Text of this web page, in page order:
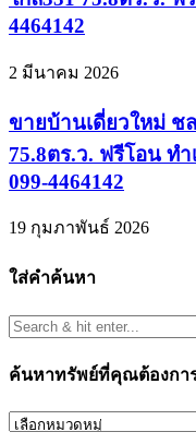
4464142
2 มีนาคม 2026
ขายบ้านเดี่ยวใหม่ ช
75.8ตร.ว. ฟรีโอน ทำ
099-4464142
19 กุมภาพันธ์ 2026
ใส่คำค้นหา
ค้นหาทรัพย์ที่คุณต้องกา
ค้นหา